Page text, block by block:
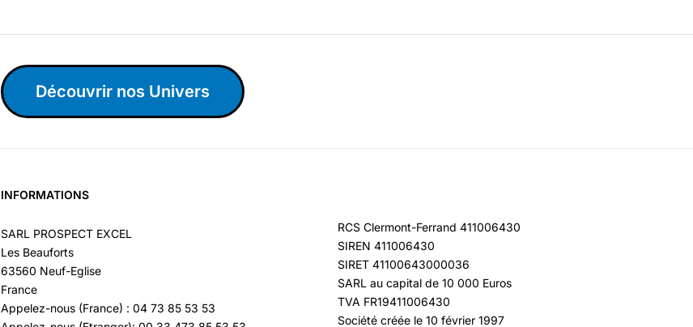
Découvrir nos Univers
INFORMATIONS
SARL PROSPECT EXCEL
Les Beauforts
63560 Neuf-Eglise
France
Appelez-nous (France) : 04 73 85 53 53
RCS Clermont-Ferrand 411006430
SIREN 411006430
SIRET 41100643000036
SARL au capital de 10 000 Euros
TVA FR19411006430
Société créée le 10 février 1997